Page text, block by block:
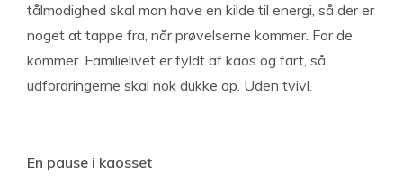
tålmodighed skal man have en kilde til energi, så der er
noget at tappe fra, når prøvelserne kommer. For de
kommer. Familielivet er fyldt af kaos og fart, så
udfordringerne skal nok dukke op. Uden tvivl.
En pause i kaosset